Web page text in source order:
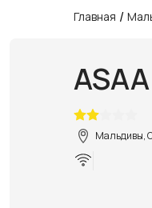
Главная /
Мальдивы,